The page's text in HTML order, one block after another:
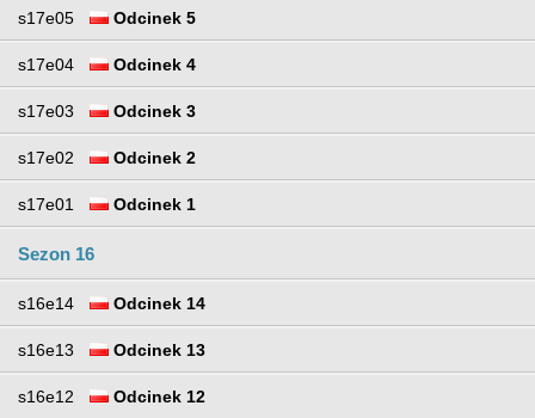
s17e05 Odcinek 5
s17e04 Odcinek 4
s17e03 Odcinek 3
s17e02 Odcinek 2
s17e01 Odcinek 1
Sezon 16
s16e14 Odcinek 14
s16e13 Odcinek 13
s16e12 Odcinek 12